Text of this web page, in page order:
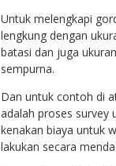
Untuk melengkapi
lengkung dengan
batasi dan juga
sempurna.
Dan untuk contoh di
adalah proses survey
kenakan biaya untuk
lakukan secara